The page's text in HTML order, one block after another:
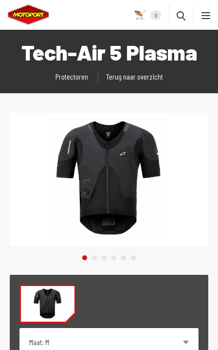
0
Tech-Air 5 Plasma
Protectoren Terug naar overzicht